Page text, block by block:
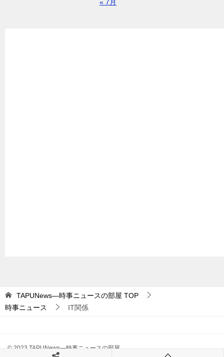
« 7月
TAPUNews―時事ニュースの部屋 TOP
時事ニュース
IT関係
© 2023 TAPUNews―時事ニュースの部屋